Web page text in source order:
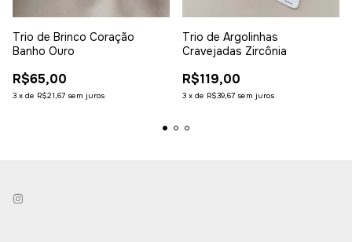
Trio de Brinco Coração
Banho Ouro
R$65,00
3 x de R$21,67 sem juros
Trio de Argolinhas
Cravejadas Zircônia
R$119,00
3 x de R$39,67 sem juros